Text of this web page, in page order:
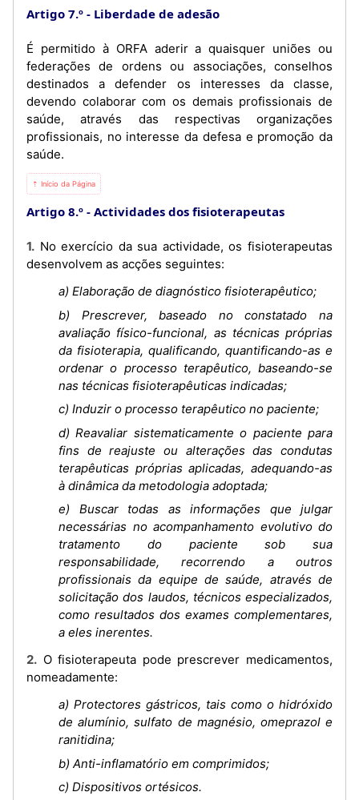
Artigo 7.º Liberdade de adesão
É permitido à ORFA aderir a quaisquer uniões ou
federações de ordens ou associações, conselhos
destinados a defender os interesses da classe,
devendo colaborar com os demais profissionais de
saúde, através das respectivas organizações
profissionais, no interesse da defesa e promoção da
saúde.
⇡ Início da Página
Artigo 8.º Actividades dos fisioterapeutas
1. No exercício da sua actividade, os fisioterapeutas
desenvolvem as acções seguintes:
a) Elaboração de diagnóstico fisioterapêutico;
b) Prescrever, baseado no constatado na
avaliação físico-funcional, as técnicas próprias
da fisioterapia, qualificando, quantificando-as e
ordenar o processo terapêutico, baseando-se
nas técnicas fisioterapêuticas indicadas;
c) Induzir o processo terapêutico no paciente;
d) Reavaliar sistematicamente o paciente para
fins de reajuste ou alterações das condutas
terapêuticas próprias aplicadas, adequando-as
à dinâmica da metodologia adoptada;
e) Buscar todas as informações que julgar
necessárias no acompanhamento evolutivo do
tratamento do paciente sob sua
responsabilidade, recorrendo a outros
profissionais da equipe de saúde, através de
solicitação dos laudos, técnicos especializados,
como resultados dos exames complementares,
a eles inerentes.
2. O fisioterapeuta pode prescrever medicamentos,
nomeadamente:
a) Protectores gástricos, tais como o hidróxido
de alumínio, sulfato de magnésio, omeprazol e
ranitidina;
b) Anti-inflamatório em comprimidos;
c) Dispositivos ortésicos.